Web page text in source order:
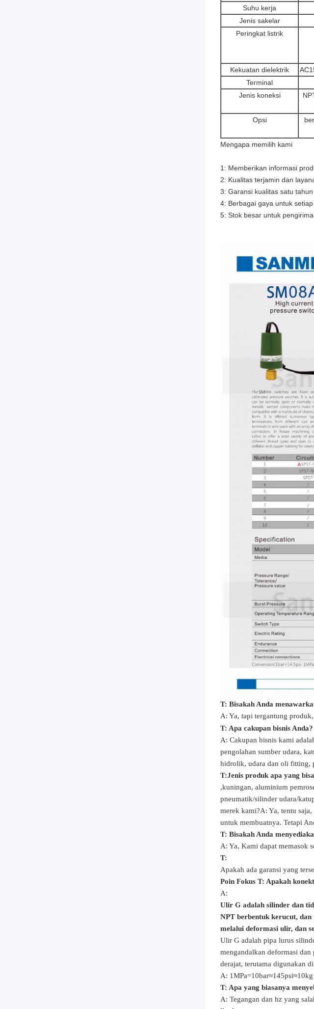
Suhu kerja
Jenis sakelar
Peringkat listrik
Kekuatan dielektrik
Terminal
Jenis koneksi
Opsi
Mengapa memilih kami
1: Memberikan informasi
2: Kualitas terjamin dan
3: Garansi kualitas satu tahun
4: Berbagai gaya untuk
5: Stok besar untuk
T: Bisakah Anda
A: Ya, tapi tergantung produk,
T: Apa cakupan bisnis Anda?
A: Cakupan bisnis kami
pengolahan sumber udara,
hidrolik, udara dan oli fitting,
T:Jenis produk apa yang
,kuningan, aluminium
pneumatik/silinder udara/
merek kami?A: Ya, tentu
untuk membuatnya. Tetapi
T: Bisakah Anda
A: Ya, Kami dapat memasok
T:
Apakah ada garansi yang
Poin Fokus T: Apakah
A:
Ulir G adalah silinder dan
NPT berbentuk kerucut,
melalui deformasi ulir, dan
Ulir G adalah pipa lurus
mengandalkan deformasi
derajat, terutama digunakan
A: 1MPa=10bar≈145psi≈10kg
T: Apa yang biasanya
A: Tegangan dan hz yang